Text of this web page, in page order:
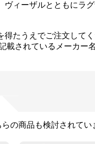
ィーザルとともにラ
たうえでご注文して
載されているメーカ
の商品も検討されてい